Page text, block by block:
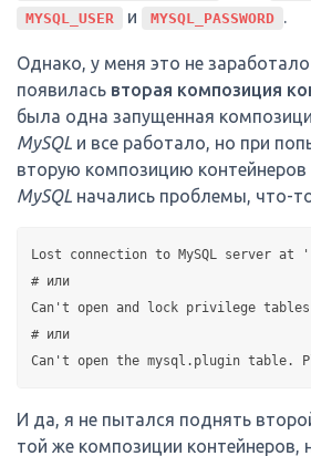
MYSQL_USER и MYSQL_PASSWORD .
Однако, у меня это не
появилась вторая композиция
была одна запущенная
MySQL и все работало, но при
вторую композицию контейнеров
MySQL начались проблемы, что-
Lost connection to MySQL server
# или
Can't open and lock privilege
# или
И да, я не пытался поднять
той же композиции контейнеров,